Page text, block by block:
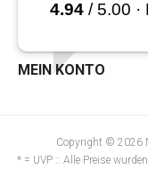
MEIN KONTO
Copyright © 2026
* = UVP :: Alle Preise